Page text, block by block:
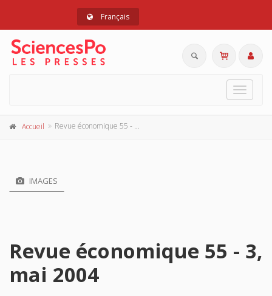
Français
Toggle
Accueil Revue économique 55 - 3, mai 2004
IMAGES
Revue économique 55 - 3,
mai 2004